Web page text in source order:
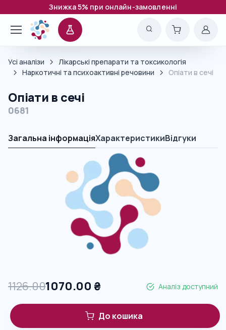
Знижка 5% при онлайн-замовленні
Усі аналізи
Лікарські препарати та токсикологія
Наркотичні та психоактивні речовини
Опіати в сечі
Опіати в сечі
0681
Загальна інформаціяХарактеристикиВідгуки
1126.001070.00 ₴ Аналіз доступний
До кошика